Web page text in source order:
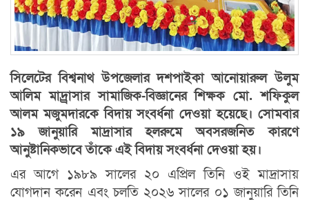
সিলেটের বিশ্বনাথ উপজেলার দশপাইকা আনোয়ারুল উলুম
আলিম মাদ্র্রাসার সামাজিক-বিজ্ঞানের শিক্ষক মো. শফিকুল
আলম মজুমদারকে বিদায় সংবর্ধনা দেওয়া হয়েছে। সোমবার
১৯ জানুয়ারি মাদ্রাসার হলরুমে অবসরজনিত কারণে
আনুষ্টানিকভাবে তাঁকে এই বিদায় সংবর্ধনা দেওয়া হয়।
এর আগে ১৯৮৯ সালের ২০ এপ্রিল তিনি ওই মাদ্রাসায়
যোগদান করেন এবং চলতি ২০২৬ সালের ০১ জানুয়ারি তিনি